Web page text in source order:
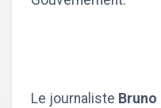
Le journaliste Bruno